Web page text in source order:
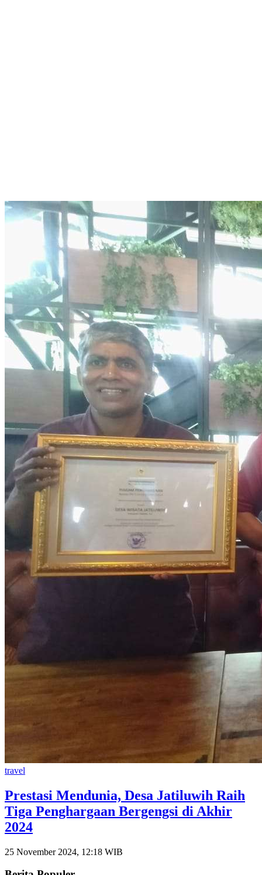
travel
Prestasi Mendunia, Desa Jatiluwih Raih
Tiga Penghargaan Bergengsi di Akhir
2024
25 November 2024, 12:18 WIB